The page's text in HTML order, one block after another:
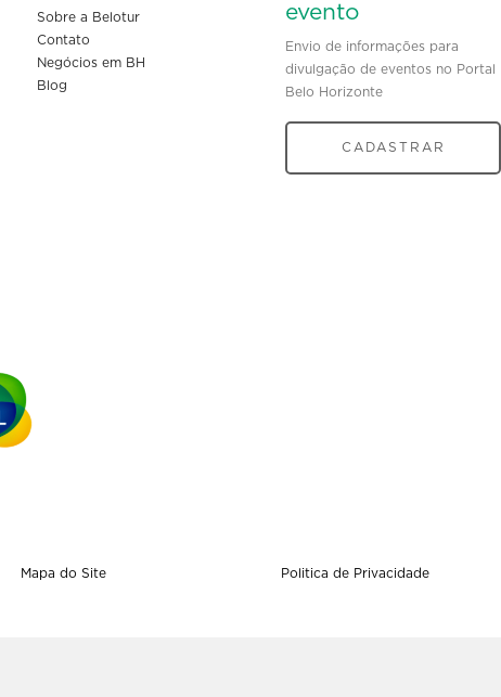
Sobre a Belotur
Contato
Negócios em BH
Blog
evento
Envio de informações para
divulgação de eventos no Portal
Belo Horizonte
CADASTRAR
Mapa do Site Politica de Privacidade